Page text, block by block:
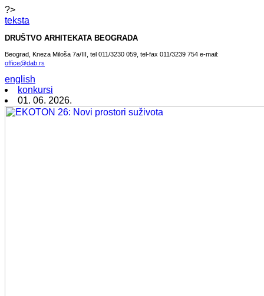
?>
teksta
DRUŠTVO ARHITEKATA BEOGRADA
Beograd, Kneza Miloša 7a/III, tel 011/3230 059, tel-fax 011/3239 754 e-mail:
office@dab.rs
english
konkursi
01. 06. 2026.